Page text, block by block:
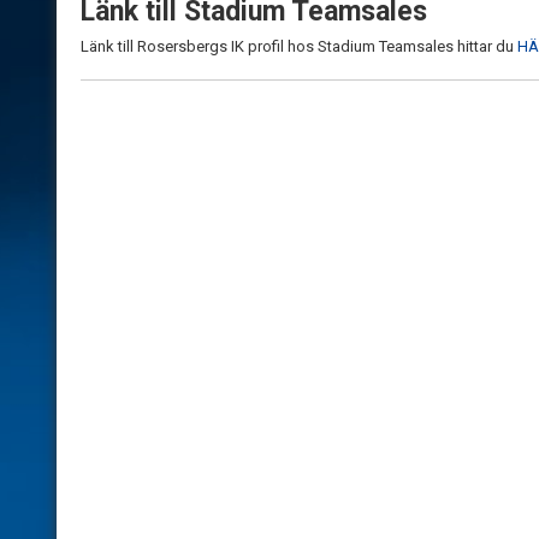
Länk till Stadium Teamsales
Länk till Rosersbergs IK profil hos Stadium Teamsales hittar du